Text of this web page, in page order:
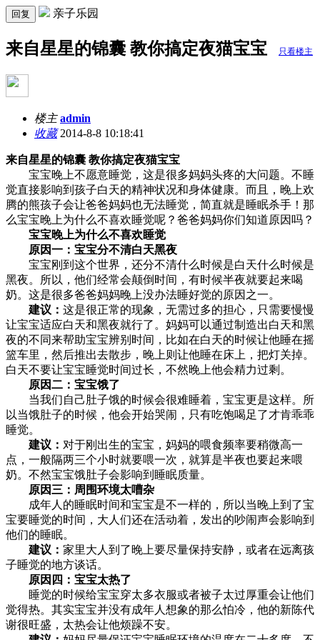
回复 亲子乐园
来自星星的锦囊 教你搞定夜猫宝宝 只看楼主
楼主 admin
收藏2014-8-8 10:18:41
来自星星的锦囊 教你搞定夜猫宝宝
宝宝晚上不愿意睡觉，这是很多妈妈头疼的大问题。不睡
觉直接影响到孩子白天的精神状况和身体健康。而且，晚上欢
腾的熊孩子会让爸爸妈妈也无法睡觉，简直就是睡眠杀手！那
么宝宝晚上为什么不喜欢睡觉呢？爸爸妈妈你们知道原因吗？
宝宝晚上为什么不喜欢睡觉
原因一：宝宝分不清白天黑夜
宝宝刚到这个世界，还分不清什么时候是白天什么时候是
黑夜。所以，他们经常会颠倒时间，有时候半夜就要起来喝
奶。这是很多爸爸妈妈晚上没办法睡好觉的原因之一。
建议： 这是很正常的现象，无需过多的担心，只需要慢慢
让宝宝适应白天和黑夜就行了。妈妈可以通过制造出白天和黑
夜的不同来帮助宝宝辨别时间，比如在白天的时候让他睡在摇
篮车里，然后推出去散步，晚上则让他睡在床上，把灯关掉。
白天不要让宝宝睡觉时间过长，不然晚上他会精力过剩。
原因二：宝宝饿了
当我们自己肚子饿的时候会很难睡着，宝宝更是这样。所
以当饿肚子的时候，他会开始哭闹，只有吃饱喝足了才肯乖乖
睡觉。
建议： 对于刚出生的宝宝，妈妈的喂食频率要稍微高一
点，一般隔两三个小时就要喂一次，就算是半夜也要起来喂
奶。不然宝宝饿肚子会影响到睡眠质量。
原因三：周围环境太嘈杂
成年人的睡眠时间和宝宝是不一样的，所以当晚上到了宝
宝要睡觉的时间，大人们还在活动着，发出的吵闹声会影响到
他们的睡眠。
建议： 家里大人到了晚上要尽量保持安静，或者在远离孩
子睡觉的地方谈话。
原因四：宝宝太热了
睡觉的时候给宝宝穿太多衣服或者被子太过厚重会让他们
觉得热。其实宝宝并没有成年人想象的那么怕冷，他的新陈代
谢很旺盛，太热会让他烦躁不安。